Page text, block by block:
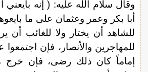
وقال سلام الله عليه: ( إنه بايعني
أبا بكر وعمر وعثمان على ما
للشاهد أن يختار ولا للغائب أن
للمهاجرين والأنصار، فإن
إماماً كان ذلك رضى، فإن خرج